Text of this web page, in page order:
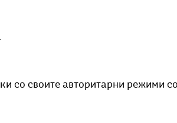
со своите авторитарни режими